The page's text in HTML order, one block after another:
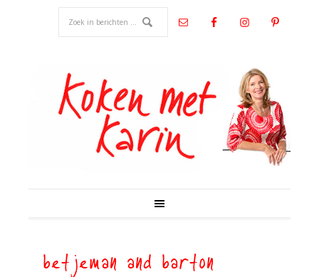
betjeman and barton